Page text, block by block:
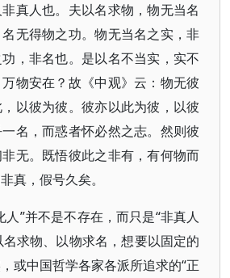
真人也。夫以名求物，物无当名
无得物之功。物无当名之实，非
，非名也。是以名不当实，实不
物安在？故《中观》云：物无彼
以彼为彼。彼亦以此为彼，以彼
名，而惑者怀必然之志。然则彼
无。既悟彼此之非有，有何物而
真，假号久矣。
人”并不是不存在，而只是“非真人
名求物、以物求名，想要以固定的
或中国哲学各家各派所追求的“正